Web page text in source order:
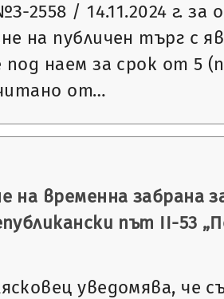
2558 / 14.11.2024 г. за
на публичен търг с
под наем за срок от 5
от…
на временна забрана
път ІІ-53
уведомява, че